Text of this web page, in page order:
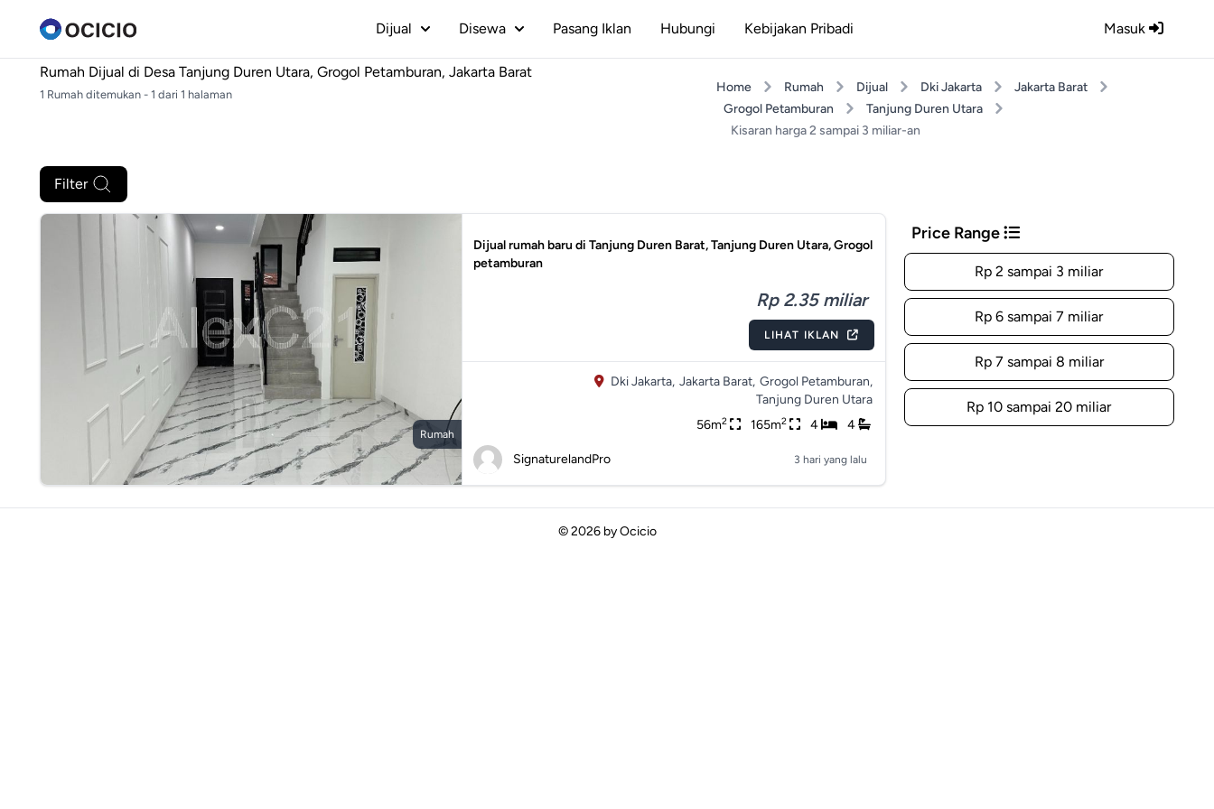
Masuk
Dijual Disewa Pasang Iklan Hubungi Kebijakan Pribadi
Rumah Dijual di Desa Tanjung Duren Utara, Grogol Petamburan, Jakarta Barat
1 Rumah ditemukan - 1 dari 1 halaman Home Rumah Dijual Dki Jakarta
Jakarta Barat
Grogol Petamburan
Tanjung Duren Utara
Kisaran harga 2 sampai 3 miliar-an
Filter
Rumah
Dijual rumah baru di Tanjung Duren Barat, Tanjung Duren Utara, Grogol
petamburan
Rp 2.35 miliar
LIHAT IKLAN
Dki Jakarta, Jakarta Barat, Grogol Petamburan,
Tanjung Duren Utara
56m2 165m2 4 4
SignaturelandPro 3 hari yang lalu
Price Range
Rp 2 sampai 3 miliar
Rp 6 sampai 7 miliar
Rp 7 sampai 8 miliar
Rp 10 sampai 20 miliar
© 2026 byOcicio